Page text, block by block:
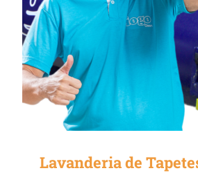
Lavanderia de